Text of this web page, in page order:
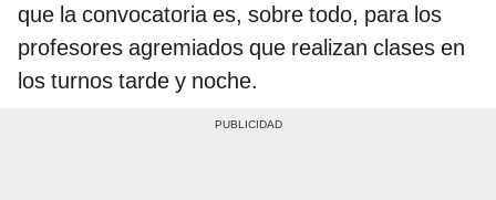
que la convocatoria es, sobre todo, para los
profesores agremiados que realizan clases en
los turnos tarde y noche.